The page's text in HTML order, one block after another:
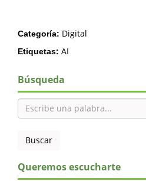
Categoría: Digital
Etiquetas: AI
Búsqueda
Queremos escucharte